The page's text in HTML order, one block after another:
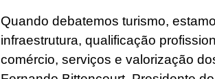
Quando debatemos turismo,
infraestrutura, qualificação
comércio, serviços e valorização